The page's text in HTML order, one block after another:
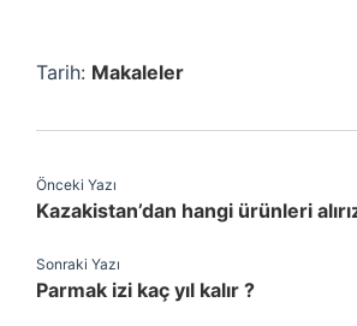
Tarih: Makaleler
Önceki Yazı
Kazakistan’dan hangi ürünleri
Sonraki Yazı
Parmak izi kaç yıl kalır ?